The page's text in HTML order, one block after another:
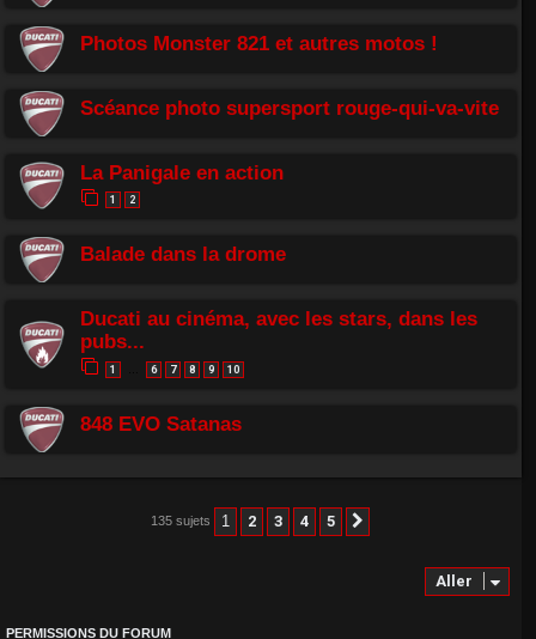
Photos Monster 821 et autres motos !
Scéance photo supersport rouge-qui-va-vite
La Panigale en action
1 2
Balade dans la drome
Ducati au cinéma, avec les stars, dans les
pubs...
1 6 7 8 9 10
848 EVO Satanas
135 sujets 1 2 3 4 5
Aller
PERMISSIONS DU FORUM